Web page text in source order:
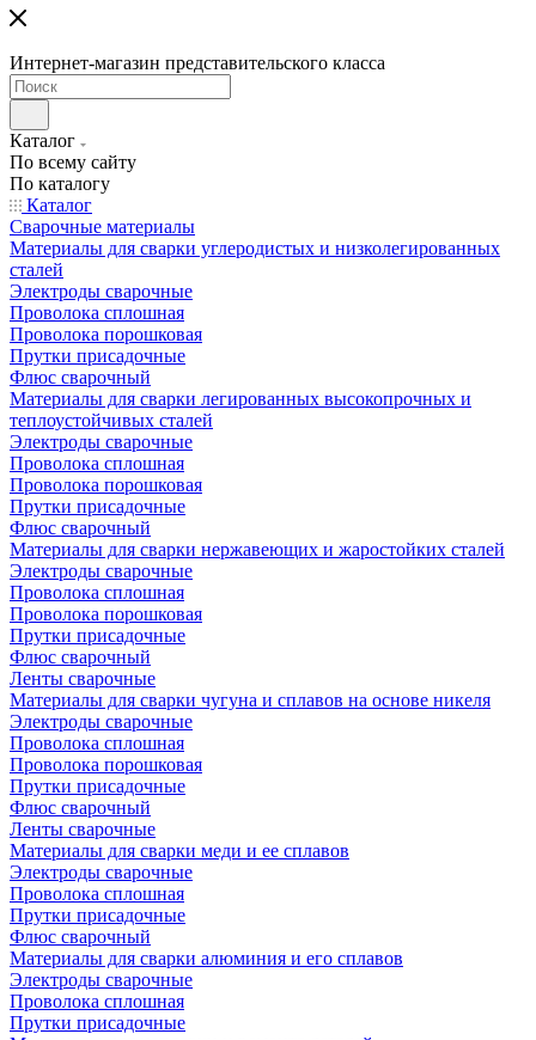
Интернет-магазин представительского класса
Каталог
По всему сайту
По каталогу
Каталог
Сварочные материалы
Материалы для сварки углеродистых и низколегированных
сталей
Электроды сварочные
Проволока сплошная
Проволока порошковая
Прутки присадочные
Флюс сварочный
Материалы для сварки легированных высокопрочных и
теплоустойчивых сталей
Электроды сварочные
Проволока сплошная
Проволока порошковая
Прутки присадочные
Флюс сварочный
Материалы для сварки нержавеющих и жаростойких сталей
Электроды сварочные
Проволока сплошная
Проволока порошковая
Прутки присадочные
Флюс сварочный
Ленты сварочные
Материалы для сварки чугуна и сплавов на основе никеля
Электроды сварочные
Проволока сплошная
Проволока порошковая
Прутки присадочные
Флюс сварочный
Ленты сварочные
Материалы для сварки меди и ее сплавов
Электроды сварочные
Проволока сплошная
Прутки присадочные
Флюс сварочный
Материалы для сварки алюминия и его сплавов
Электроды сварочные
Проволока сплошная
Прутки присадочные